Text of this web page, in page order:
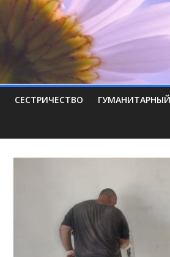
СЕСТРИЧЕСТВО